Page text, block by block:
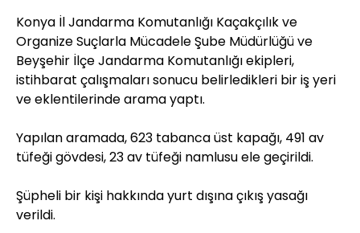
Konya İl Jandarma Komutanlığı Kaçakçılık ve
Organize Suçlarla Mücadele Şube Müdürlüğü ve
Beyşehir İlçe Jandarma Komutanlığı ekipleri,
istihbarat çalışmaları sonucu belirledikleri bir iş yeri
ve eklentilerinde arama yaptı.
Yapılan aramada, 623 tabanca üst kapağı, 491 av
tüfeği gövdesi, 23 av tüfeği namlusu ele geçirildi.
Şüpheli bir kişi hakkında yurt dışına çıkış yasağı
verildi.